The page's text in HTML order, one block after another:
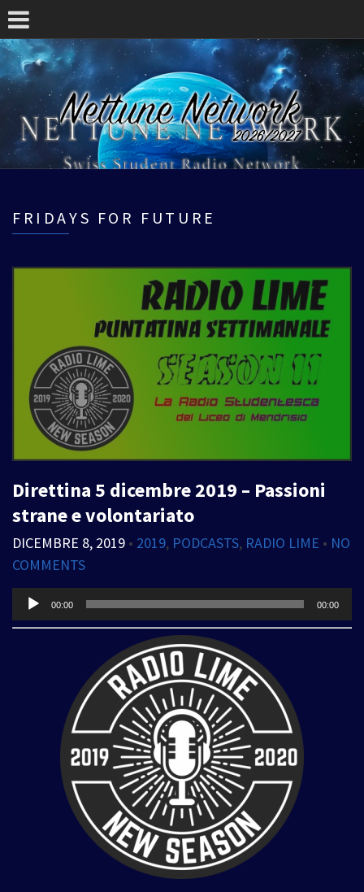
FRIDAYS FOR FUTURE
Direttina 5 dicembre 2019 – Passioni
strane e volontariato
DICEMBRE 8, 2019 • 2019, PODCASTS, RADIO LIME • NO
COMMENTS
Audio
Player
00:00 00:00